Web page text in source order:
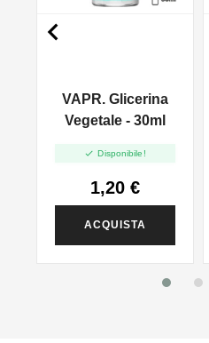
VAPR. Glicerina
Vegetale - 30ml
 Disponibile!
1,20 €
ACQUISTA
